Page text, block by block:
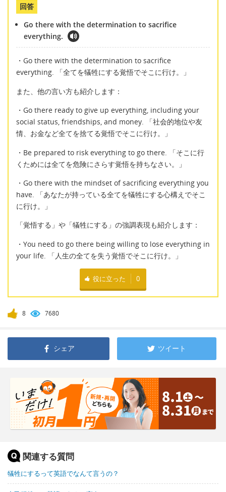
回答
Go there with the determination to sacrifice
everything.
・Go there with the determination to sacrifice
everything. 「全てを犠牲にする覚悟でそこに行け。」
また、他の言い方も紹介します：
・Go there ready to give up everything, including your
social status, friendships, and money. 「社会的地位や友
情、お金など全てを捨てる覚悟でそこに行け。」
・Be prepared to risk everything to go there. 「そこに行
くためには全てを危険にさらす覚悟を持ちなさい。」
・Go there with the mindset of sacrificing everything you
have. 「あなたが持っている全てを犠牲にする心構えでそこ
に行け。」
「覚悟する」や「犠牲にする」の強調表現も紹介します：
・You need to go there being willing to lose everything in
your life. 「人生の全てを失う覚悟でそこに行け。」
役に立った 0
8 7680
シェア ツイート
関連する質問
犠牲にするって英語でなんて言うの？